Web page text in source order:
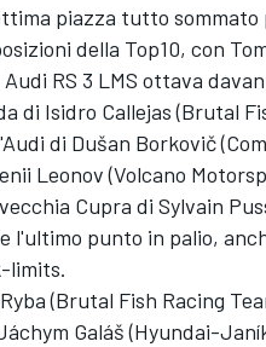
piazza tutto sommato
della Top10, con
RS 3 LMS ottava
di Isidro Callejas (Brutal
di Dušan Borkovič
Leonov (Volcano
Cupra di Sylvain
l'ultimo punto in palio,
limits.
(Brutal Fish Racing
Galáš (Hyundai-